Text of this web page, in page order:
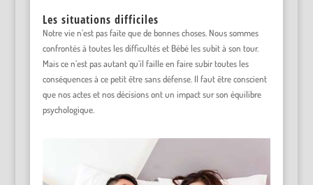
Les situations difficiles
Notre vie n’est pas faite que de bonnes choses. Nous sommes
confrontés à toutes les difficultés et Bébé les subit à son tour.
Mais ce n’est pas autant qu’il faille en faire subir toutes les
conséquences à ce petit être sans défense. Il faut être conscient
que nos actes et nos décisions ont un impact sur son équilibre
psychologique.